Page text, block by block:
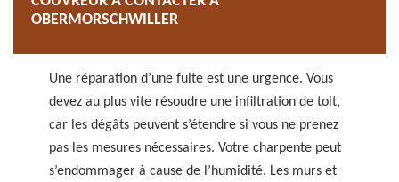
OBERMORSCHWILLER
Une réparation d’une fuite est une urgence. Vous
devez au plus vite résoudre une infiltration de toit,
car les dégâts peuvent s’étendre si vous ne prenez
pas les mesures nécessaires. Votre charpente peut
s’endommager à cause de l’humidité. Les murs et